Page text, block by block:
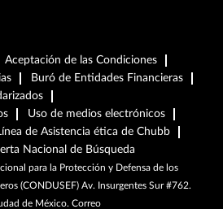
Aceptación de las Condiciones
Buró de Entidades Financieras
Uso de medios electrónicos
de Asistencia ética de Chubb
Nacional de Búsqueda
para la Protección y Defensa de los
(CONDUSEF) Av. Insurgentes Sur #762.
de México. Correo